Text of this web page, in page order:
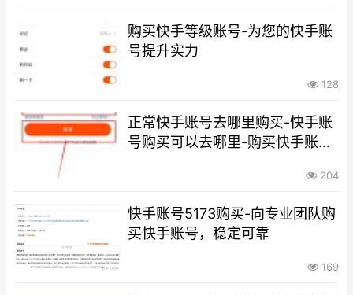
购买快手等级账号-为您的快手账
号提升实力
128
正常快手账号去哪里购买-快手账
号购买可以去哪里-购买快手账号
204
快手账号5173购买-向专业团队购
买快手账号，稳定可靠
169